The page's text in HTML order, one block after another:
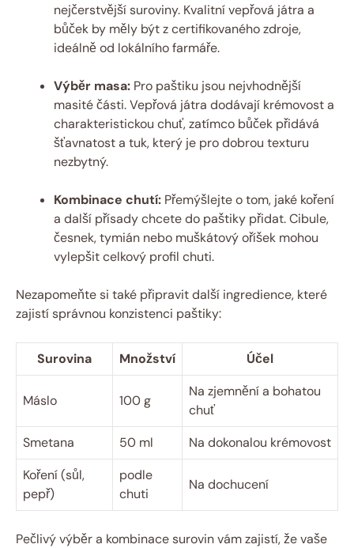
nejčerstvější suroviny. Kvalitní vepřová játra a
bůček by měly být z certifikovaného zdroje,
ideálně od lokálního farmáře.
Výběr masa: Pro paštiku jsou nejvhodnější
masité části. Vepřová játra dodávají krémovost a
charakteristickou chuť, zatímco bůček přidává
šťavnatost a tuk, který je pro dobrou texturu
nezbytný.
Kombinace chutí: Přemýšlejte o tom, jaké koření
a další přísady chcete do paštiky přidat. Cibule,
česnek, tymián nebo muškátový oříšek mohou
vylepšit celkový profil chuti.
Nezapomeňte si také připravit další ingredience, které
zajistí správnou konzistenci paštiky:
Surovina Množství Účel
Máslo 100 g
Na zjemnění a bohatou
chuť
Smetana
50 ml
Na dokonalou krémovost
Koření (sůl,
pepř)
podle
chuti
Na dochucení
Pečlivý výběr a kombinace surovin vám zajistí, že vaše